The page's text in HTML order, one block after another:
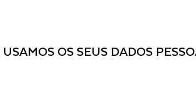
OS SEUS DADOS